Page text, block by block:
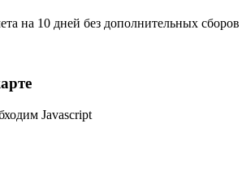
на 10 дней без дополнительных
Javascript